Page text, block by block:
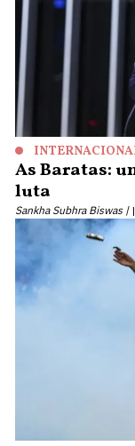
As Baratas:
luta
Sankha Subhra Biswas |